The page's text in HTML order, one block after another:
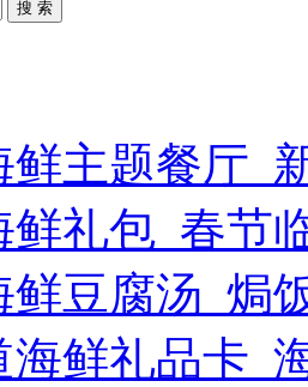
搜 索
鲜主题餐厅_
鲜礼包_春节
鲜豆腐汤_焗
海鲜礼品卡_